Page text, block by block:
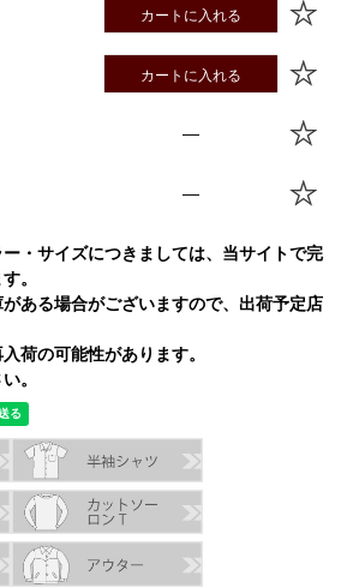
カートに入れる
カートに入れる
—
—
・サイズにつきましては、当サイトで完
。
ある場合がございますので、出荷予定店
荷の可能性があります。
。